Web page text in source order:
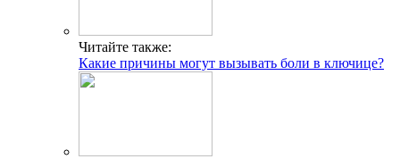
Читайте также:
Какие причины могут вызывать боли в ключице?